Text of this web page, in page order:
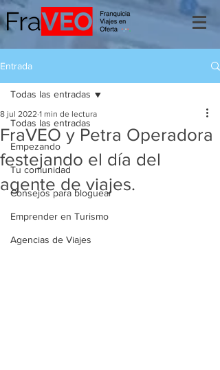
Entrada
Todas las entradas
Empezando
Tu comunidad
Consejos para bloguear
Emprender en Turismo
Agencias de Viajes
Todas las entradas
FraVEO y Petra Operadora
festejando el día del
agente de viajes.
8 jul 2022 1 min de lectura